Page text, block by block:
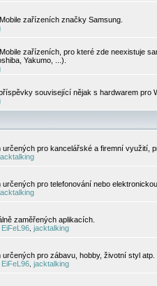
zařízeních značky Samsung.
zařízeních, pro které zde neexistuje
Yakumo, ...).
související nějak s hardwarem pro
určených pro kancelářské a firemní využití,
pro telefonování nebo
zaměřených aplikacích.
EiFeL96 jacktalking
pro zábavu, hobby, životní styl atp.
EiFeL96 jacktalking